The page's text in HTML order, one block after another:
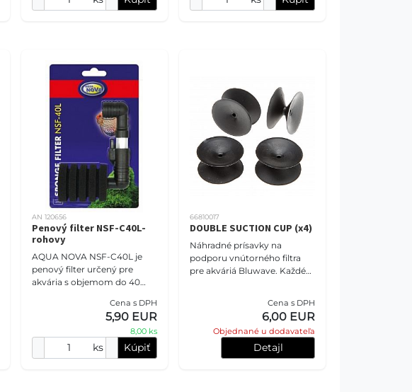
AN 120656
Penový filter NSF-C40L-
rohovy
AQUA NOVA NSF-C40L je
penový filter určený pre
akvária s objemom do 40
filter poskytuje biologickú a
mechanickú filtráci
Cena s DPH
5,90 EUR
8,00 ks
ks Kúpiť
66810017
DOUBLE SUCTION CUP (x4)
Náhradné prísavky na
podporu vnútorného filtra
pre akváriá Bluwave. Každé
Cena s DPH
6,00 EUR
Objednané u dodavateľa
Detajl